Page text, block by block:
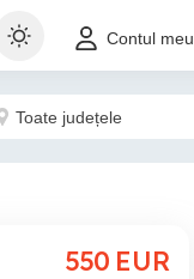
Contul meu
550 EUR